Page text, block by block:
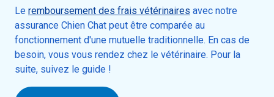
Le remboursement des frais vétérinaires avec notre
assurance Chien Chat peut être comparée au
fonctionnement d'une mutuelle traditionnelle. En cas de
besoin, vous vous rendez chez le vétérinaire. Pour la
suite, suivez le guide !